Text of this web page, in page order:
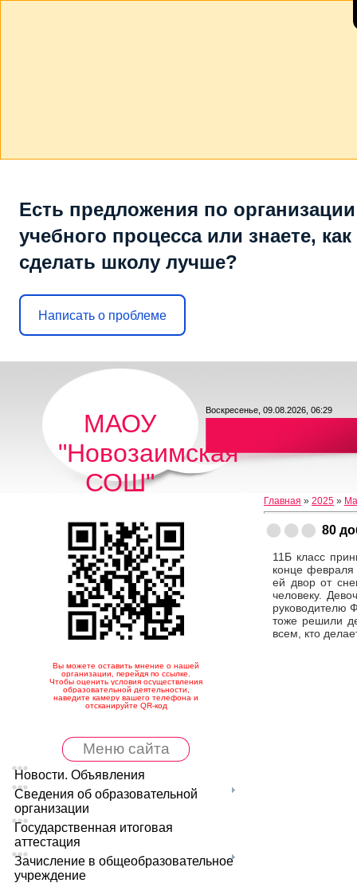
Есть предложения по организации
учебного процесса или знаете, как
сделать школу лучше?
Написать о проблеме
МАОУ
"Новозаимская
СОШ"
Воскресенье, 09.08.2026, 06:29
Вы можете оставить мнение о нашей
организации, перейдя по ссылке.
Чтобы оценить условия осуществления
образовательной деятельности,
наведите камеру вашего телефона и
отсканируйте QR-код
Меню сайта
Новости. Объявления
Сведения об образовательной
организации
Государственная итоговая
аттестация
Зачисление в общеобразовательное
учреждение
Главная » 2025 »
80
11Б класс
конце
ей двор от
человеку.
руководителю
тоже решили
всем, кто